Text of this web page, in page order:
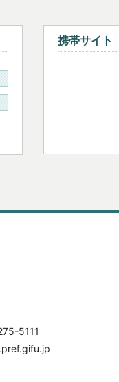
携帯サイト
5111